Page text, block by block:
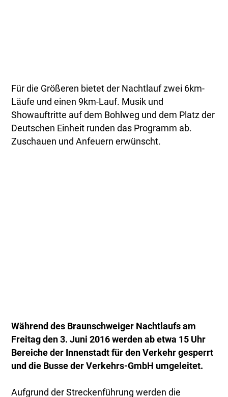
Für die Größeren bietet der Nachtlauf zwei 6km-
Läufe und einen 9km-Lauf. Musik und
Showauftritte auf dem Bohlweg und dem Platz der
Deutschen Einheit runden das Programm ab.
Zuschauen und Anfeuern erwünscht.
Während des Braunschweiger Nachtlaufs am
Freitag den 3. Juni 2016 werden ab etwa 15 Uhr
Bereiche der Innenstadt für den Verkehr gesperrt
und die Busse der Verkehrs-GmbH umgeleitet.
Aufgrund der Streckenführung werden die